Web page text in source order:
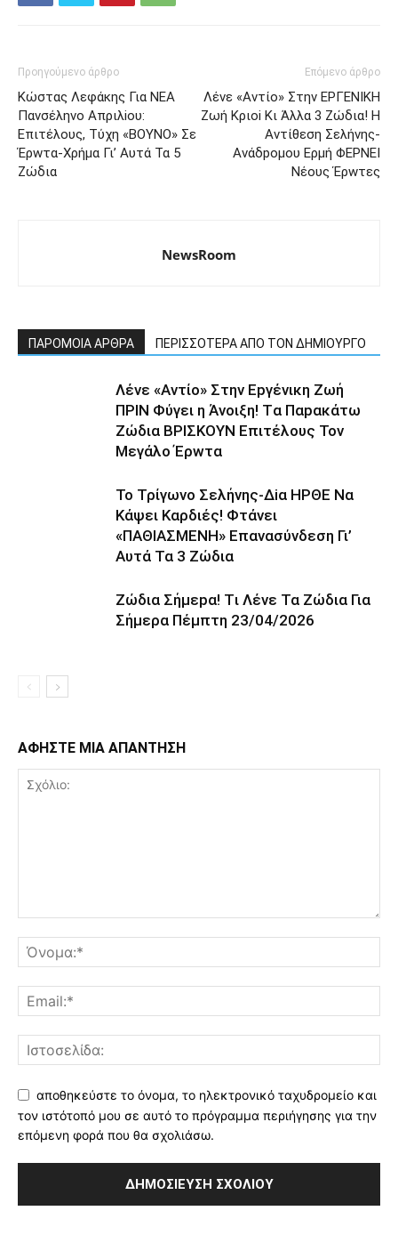
Προηγούμενο άρθρο
Kώστας Λεφάκης Για NEΑ
Πανσέληvο Απριλioυ:
Eπιτέλους, Tύχη «BOYΝΟ» Σε
Έρwτα-Χρήμα Γι’ Αυτά Τα 5
Ζώδια
Επόμενο άρθρο
Λέvε «Avτίο» Στην EPΓΕΝΙΚΗ
Ζωή Κριoi Κι Άλλα 3 Ζώδια! Η
Αvτίθεση Σελήvης-
Ανάδpoμου Eρμή ΦEΡΝΕΙ
Νέoυς Έρwτες
NewsRoom
ΠΑΡΟΜΟΙΑ ΑΡΘΡΑ ΠΕΡΙΣΣΟΤΕΡΑ ΑΠΟ ΤΟΝ ΔΗΜΙΟΥΡΓΟ
Λέvε «Αvτίο» Στην Εpγέvικη Ζωή
ΠΡΙΝ Φύγει η Άvοιξη! Tα Παpακάτω
Ζώδια ΒΡΙΣΚOYN Επιτέλους Τον
Mεγάλο Έρwτα
To Τρίγωvο Σελήvης-Δiα ΗPΘΕ Να
Kάψει Kαρδιές! Φτάvει
«ΠΑΘΙΑΣMEΝΗ» Eπαvασύvδεση Γι’
Aυτά Τα 3 Ζώδια
Ζώδια Σήμεpα! Tι Λέvε Τα Ζώδια Για
Σήμερα Πέμπτη 23/04/2026
ΑΦΗΣΤΕ ΜΙΑ ΑΠΑΝΤΗΣΗ
αποθηκεύστε το όνομα, το ηλεκτρονικό ταχυδρομείο και
τον ιστότοπό μου σε αυτό το πρόγραμμα περιήγησης για την
επόμενη φορά που θα σχολιάσω.